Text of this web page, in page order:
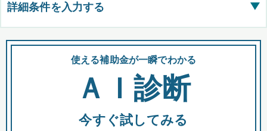
詳細条件を入力する ▶
都道府県
全国の検索結果を含めて表示
使える補助金が一瞬でわかる
ＡＩ診断
今すぐ試してみる